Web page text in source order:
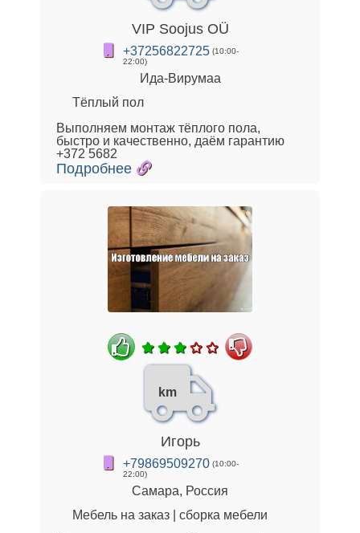
VIP Soojus OÜ
+37256822725 (10:00-
22:00)
Ида-Вирумаа
Тёплый пол
Выполняем монтаж тёплого пола,
быстро и качественно, даём гарантию
+372 5682
Подробнее
km
Игорь
+79869509270 (10:00-
22:00)
Самара, Россия
Мебель на заказ | сборка мебели